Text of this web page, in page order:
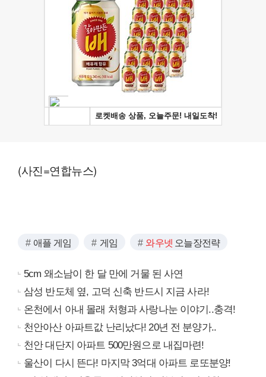
(사진=연합뉴스)
애플 게임 게임 와우넷 오늘장전략
5cm 왜소남이 한 달 만에 거물 된 사연
삼성 반도체 옆, 고덕 신축 반드시 지금 사라!
온천에서 아내 몰래 처형과 사랑나눈 이야기..충격!
천안아산 아파트값 난리났다! 20년 전 분양가..
천안 대단지 아파트 500만원으로 내집마련!
울산이 다시 뜬다! 마지막 3억대 아파트 로또분양!